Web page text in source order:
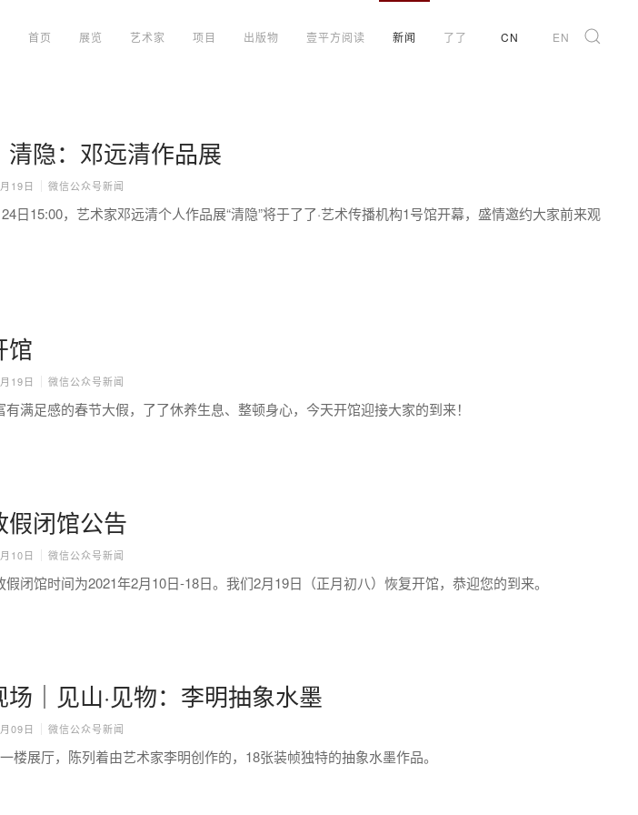
首页 展览 艺术家 项目 出版物 壹平方阅读 新闻 了了 CN EN
清隐：邓远清作品展
19日 微信公众号新闻
日15:00，艺术家邓远清个人作品展“清隐”将于了了·艺术传播机构1号馆开幕，盛情邀约大家前来观
馆
19日 微信公众号新闻
有满足感的春节大假，了了休养生息、整顿身心，今天开馆迎接大家的到来！
假闭馆公告
10日 微信公众号新闻
假闭馆时间为2021年2月10日-18日。我们2月19日（正月初八）恢复开馆，恭迎您的到来。
场｜见山·见物：李明抽象水墨
09日 微信公众号新闻
楼展厅，陈列着由艺术家李明创作的，18张装帧独特的抽象水墨作品。